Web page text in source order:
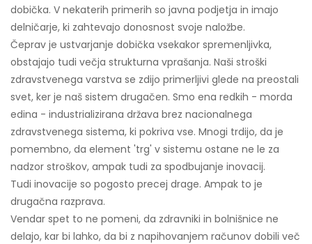
dobička. V nekaterih primerih so javna podjetja in imajo
delničarje, ki zahtevajo donosnost svoje naložbe.
Čeprav je ustvarjanje dobička vsekakor spremenljivka,
obstajajo tudi večja strukturna vprašanja. Naši stroški
zdravstvenega varstva se zdijo primerljivi glede na preostali
svet, ker je naš sistem drugačen. Smo ena redkih - morda
edina - industrializirana država brez nacionalnega
zdravstvenega sistema, ki pokriva vse. Mnogi trdijo, da je
pomembno, da element 'trg' v sistemu ostane ne le za
nadzor stroškov, ampak tudi za spodbujanje inovacij.
Tudi inovacije so pogosto precej drage. Ampak to je
drugačna razprava.
Vendar spet to ne pomeni, da zdravniki in bolnišnice ne
delajo, kar bi lahko, da bi z napihovanjem računov dobili več